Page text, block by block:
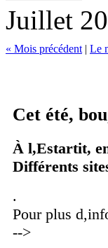
Juillet
« Mois précédent | Le
Cet été,
À l,Estartit,
Différents
.
Pour plus
-->